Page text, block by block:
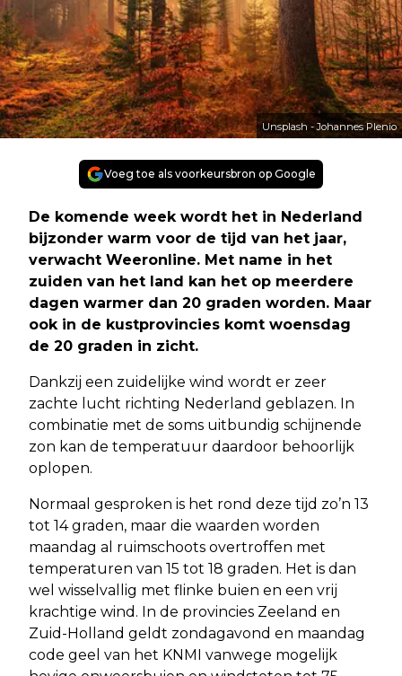
Unsplash - Johannes Plenio
Voeg toe als voorkeursbron op Google
De komende week wordt het in Nederland
bijzonder warm voor de tijd van het jaar,
verwacht Weeronline. Met name in het
zuiden van het land kan het op meerdere
dagen warmer dan 20 graden worden. Maar
ook in de kustprovincies komt woensdag
de 20 graden in zicht.
Dankzij een zuidelijke wind wordt er zeer
zachte lucht richting Nederland geblazen. In
combinatie met de soms uitbundig schijnende
zon kan de temperatuur daardoor behoorlijk
oplopen.
Normaal gesproken is het rond deze tijd zo’n 13
tot 14 graden, maar die waarden worden
maandag al ruimschoots overtroffen met
temperaturen van 15 tot 18 graden. Het is dan
wel wisselvallig met flinke buien en een vrij
krachtige wind. In de provincies Zeeland en
Zuid-Holland geldt zondagavond en maandag
code geel van het KNMI vanwege mogelijk